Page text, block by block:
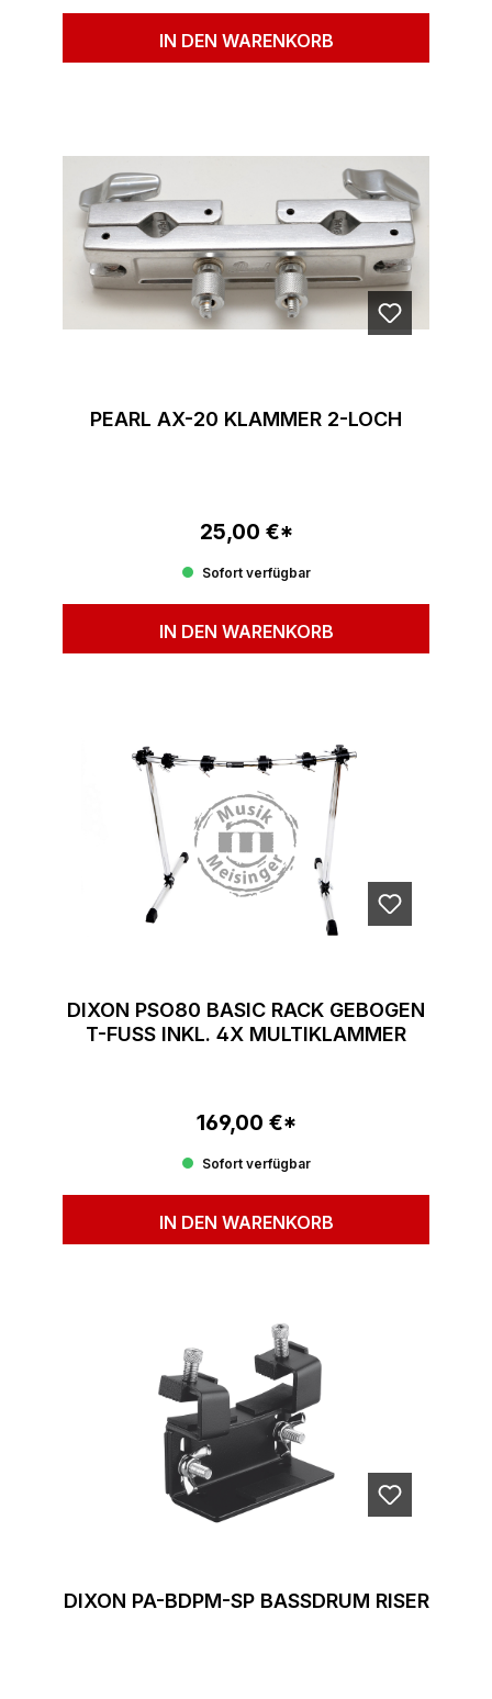
IN DEN WARENKORB
PEARL AX-20 KLAMMER 2-LOCH
Regulärer Preis:
25,00 €*
Sofort verfügbar
IN DEN WARENKORB
DIXON PSO80 BASIC RACK GEBOGEN
T-FUSS INKL. 4X MULTIKLAMMER
Regulärer Preis:
169,00 €*
Sofort verfügbar
IN DEN WARENKORB
DIXON PA-BDPM-SP BASSDRUM RISER